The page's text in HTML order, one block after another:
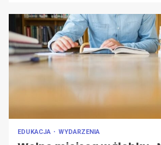
EDUKACJA WYDARZENIA